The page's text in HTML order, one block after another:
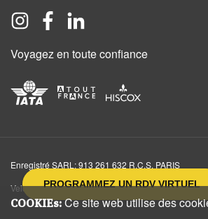
COOKIEs:Ce site web utilise des
PROGRAMMEZ UN RDV VIRTUEL
Voyagez en toute confiance
Enregistré SARL: 913 261 632 R.C.S. PARIS
Veloso Voyages, 15 rue des Halles, 75001, Paris